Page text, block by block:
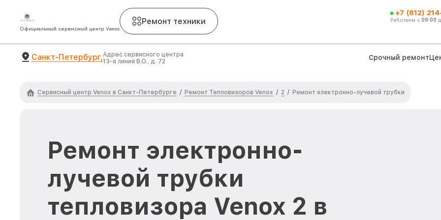
Официальный сервисный центр Venox
Ремонт техники
+7 (812)
Работаем с 09:00
Санкт-Петербург,Адрес сервисного центра
13-я линия В.О., д. 72
Срочный ремонт
Сервисный центр Venox в Санкт-Петербурге / Ремонт Тепловизоров Venox / 2 / Ремонт электронно-лучевой трубки
Ремонт электронно-
лучевой трубки
тепловизора Venox 2 в